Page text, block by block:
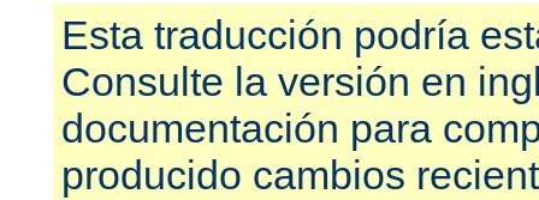
Esta traducción podría
Consulte la versión en
documentación para
producido cambios